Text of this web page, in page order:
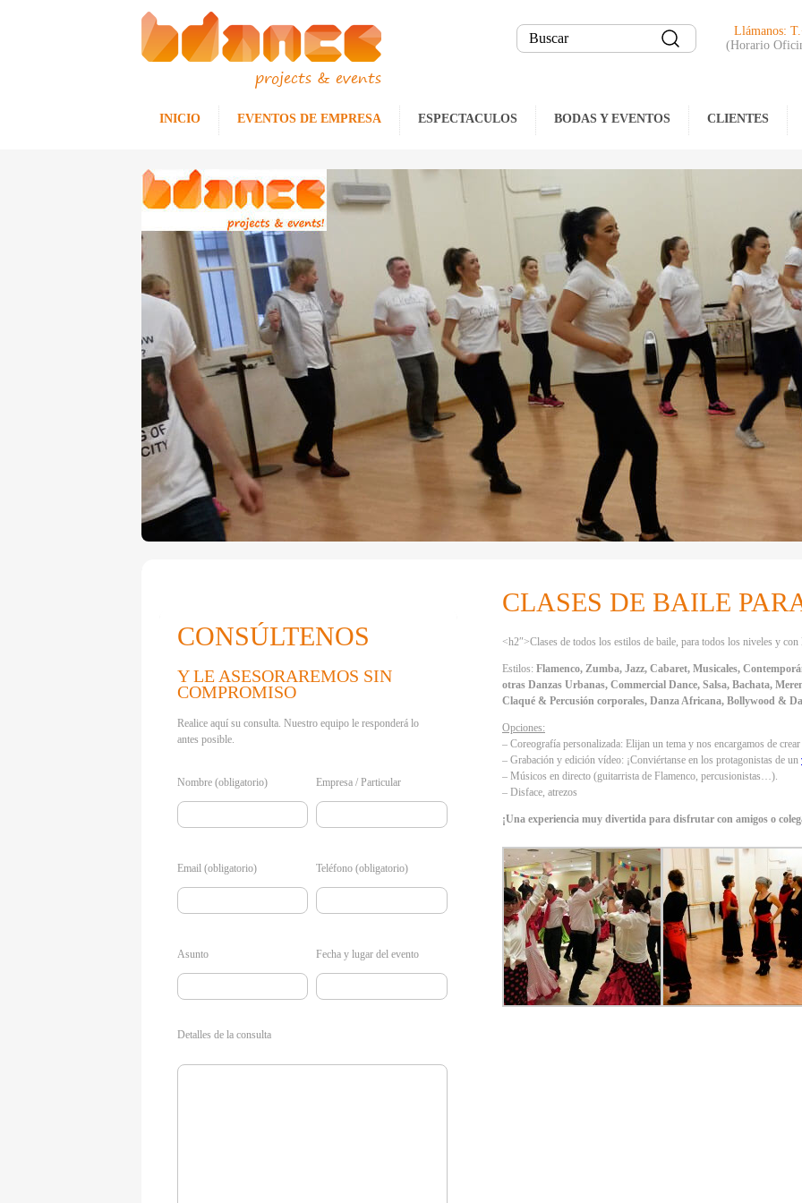
projects & events
Llámanos:
(Horario
INICIO EVENTOS DE EMPRESA ESPECTACULOS BODAS Y EVENTOS CLIENTES
CONSÚLTENOS
Y LE ASESORAREMOS SIN
COMPROMISO
Realice aquí su consulta. Nuestro equipo le responderá lo
antes posible.
Nombre (obligatorio) Empresa / Particular
Email (obligatorio) Teléfono (obligatorio)
Asunto Fecha y lugar del evento
Detalles de la consulta
CLASES DE BAILE
<h2″>Clases de todos los estilos de baile, para todos los niveles y
Estilos: Flamenco, Zumba, Jazz, Cabaret, Musicales,
otras Danzas Urbanas, Commercial Dance, Salsa, Bachata,
Claqué & Percusión corporales, Danza Africana, Bollywood &
Opciones:
– Coreografía personalizada: Elijan un tema y nos encargamos de
– Grabación y edición vídeo: ¡Conviértanse en los protagonistas de un
– Músicos en directo (guitarrista de Flamenco, percusionistas…).
– Disface, atrezos
¡Una experiencia muy divertida para disfrutar con amigos o